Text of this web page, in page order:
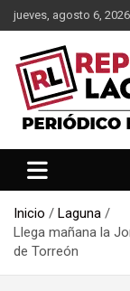
Saltar
al
contenido
jueves, agosto 6, 2026
Reporte
Inicio
Laguna
Llega mañana la
de Torreón